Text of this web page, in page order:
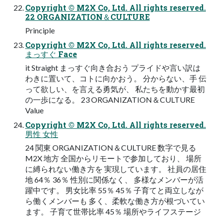
Copyright © M2X Co, Ltd. All rights reserved.
22 ORGANIZATION＆CULTURE
Principle
Copyright © M2X Co, Ltd. All rights reserved.
まっすぐ Face
it Straight まっすぐ向き合おう プライドや言い訳は
わきに置いて、コトに向かおう。 分からない、手 伝
って欲しい、を言える勇気が、 私たちを動かす最初
の一歩になる。 23 ORGANIZATION＆CULTURE
Value
Copyright © M2X Co, Ltd. All rights reserved.
男性 女性
24 関東 ORGANIZATION＆CULTURE 数字で見る
M2X 地方 全国からリモートで参加しており、 場所
に縛られない働き方を 実現しています。 社員の居住
地 64％ 36％ 性別に関係なく、 多様なメンバーが活
躍中です。 男女比率 55％ 45％ 子育てと両立しなが
ら働くメンバーも 多く、柔軟な働き方が根づいてい
ます。 子育て世帯比率 45％ 場所やライフステージ